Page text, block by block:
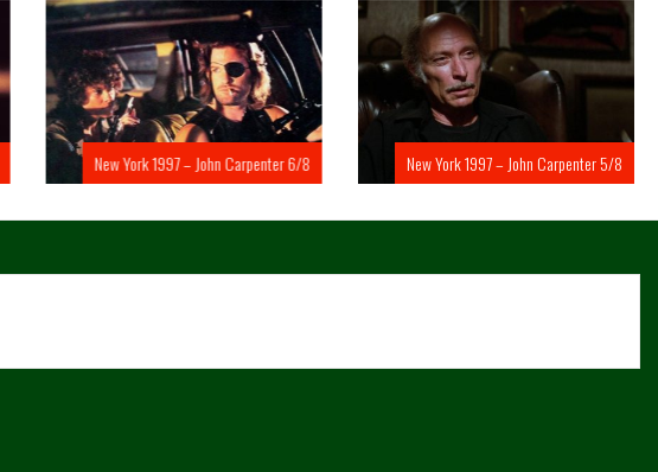
New York 1997 – John Carpenter 6/8 New York 1997 – John Carpenter 5/8